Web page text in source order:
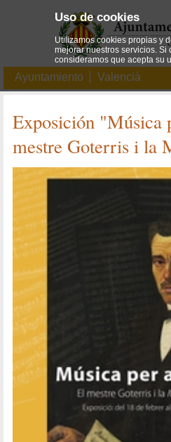
Ayuntamiento Valencià
Exposición "Música
mestre Goterris i la
Uso de cookies
Utilizamos cookies propias y
mejorar nuestros servicios. Si
consideramos que acepta su